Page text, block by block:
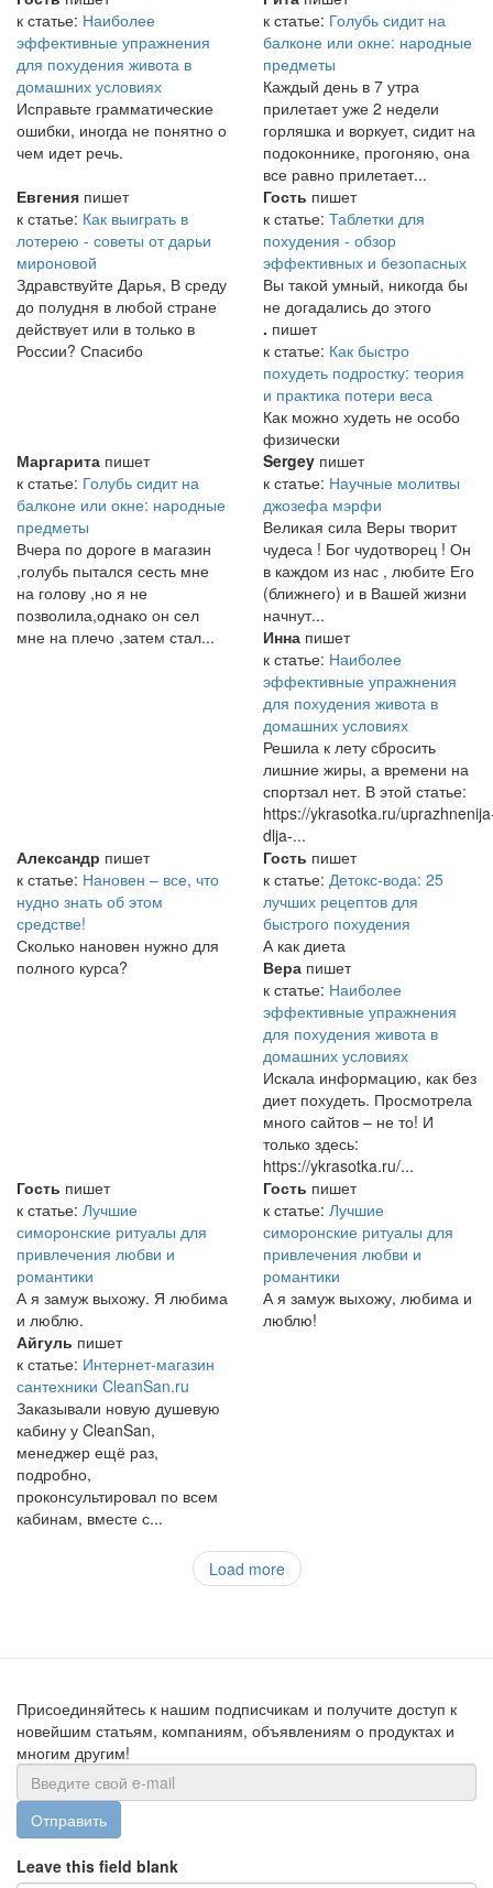
к статье: Наиболее
эффективные упражнения
для похудения живота в
домашних условиях
Исправьте грамматические
ошибки, иногда не понятно о
чем идет речь.
к статье: Голубь сидит на
балконе или окне: народные
предметы
Каждый день в 7 утра
прилетает уже 2 недели
горляшка и воркует, сидит на
подоконнике, прогоняю, она
все равно прилетает...
Евгения пишет
к статье: Как выиграть в
лотерею - советы от дарьи
мироновой
Здравствуйте Дарья, В среду
до полудня в любой стране
действует или в только в
России? Спасибо
Гость пишет
к статье: Таблетки для
похудения - обзор
эффективных и безопасных
Вы такой умный, никогда бы
не догадались до этого
. пишет
к статье: Как быстро
похудеть подростку: теория
и практика потери веса
Как можно худеть не особо
физически
Маргарита пишет
к статье: Голубь сидит на
балконе или окне: народные
предметы
Вчера по дороге в магазин
,голубь пытался сесть мне
на голову ,но я не
позволила,однако он сел
мне на плечо ,затем стал...
Sergey пишет
к статье: Научные молитвы
джозефа мэрфи
Великая сила Веры творит
чудеса ! Бог чудотворец ! Он
в каждом из нас , любите Его
(ближнего) и в Вашей жизни
начнут...
Инна пишет
к статье: Наиболее
эффективные упражнения
для похудения живота в
домашних условиях
Решила к лету сбросить
лишние жиры, а времени на
спортзал нет. В этой статье:
https://ykrasotka.ru/
dlja-...
Александр пишет
к статье: Нановен – все, что
нудно знать об этом
средстве!
Сколько нановен нужно для
полного курса?
Гость пишет
к статье: Детокс-вода: 25
лучших рецептов для
быстрого похудения
А как диета
Вера пишет
к статье: Наиболее
эффективные упражнения
для похудения живота в
домашних условиях
Искала информацию, как без
диет похудеть. Просмотрела
много сайтов – не то! И
только здесь:
https://ykrasotka.ru/...
Гость пишет
к статье: Лучшие
симоронские ритуалы для
привлечения любви и
романтики
А я замуж выхожу. Я любима
и люблю.
Гость пишет
к статье: Лучшие
симоронские ритуалы для
привлечения любви и
романтики
А я замуж выхожу, любима и
люблю!
Айгуль пишет
к статье: Интернет-магазин
сантехники CleanSan.ru
Заказывали новую душевую
кабину у CleanSan,
менеджер ещё раз,
подробно,
проконсультировал по всем
кабинам, вместе с...
Load more
Присоединяйтесь к нашим подписчикам и получите доступ к
новейшим статьям, компаниям, объявлениям о продуктах и
многим другим!
Отправить
Leave this field blank